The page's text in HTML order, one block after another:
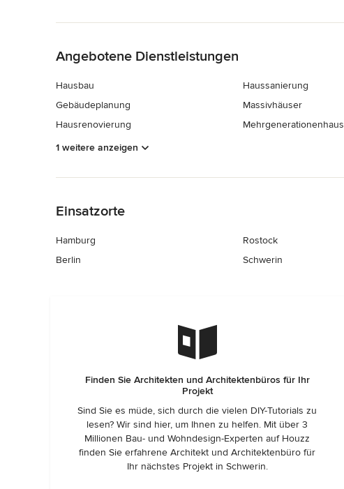
Angebotene Dienstleistungen
Hausbau
Gebäudeplanung
Hausrenovierung
Haussanierung
Massivhäuser
Mehrgenerationenhaus
1 weitere anzeigen
Einsatzorte
Hamburg
Berlin
Rostock
Schwerin
Finden Sie Architekten und Architektenbüros für Ihr
Projekt
Sind Sie es müde, sich durch die vielen DIY-Tutorials zu
lesen? Wir sind hier, um Ihnen zu helfen. Mit über 3
Millionen Bau- und Wohndesign-Experten auf Houzz
finden Sie erfahrene Architekt und Architektenbüro für
Ihr nächstes Projekt in Schwerin.